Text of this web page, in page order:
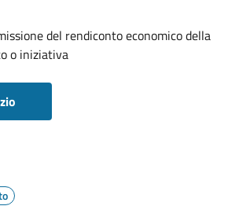
del rendiconto economico della
o iniziativa